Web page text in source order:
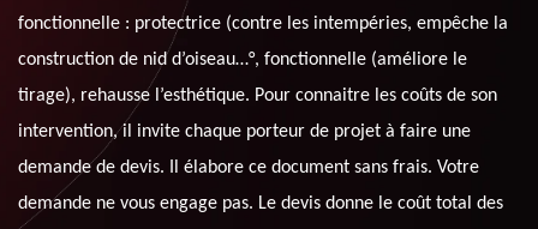
fonctionnelle : protectrice (contre les intempéries, empêche la
construction de nid d’oiseau…°, fonctionnelle (améliore le
tirage), rehausse l’esthétique. Pour connaitre les coûts de son
intervention, il invite chaque porteur de projet à faire une
demande de devis. Il élabore ce document sans frais. Votre
demande ne vous engage pas. Le devis donne le coût total des